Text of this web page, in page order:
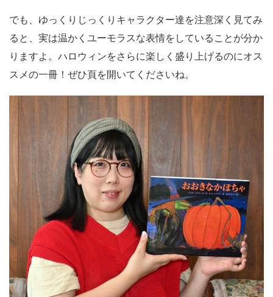
でも、ゆっくりじっくりキャラクター達を注意深く見てみ
ると、実は温かくユーモラスな表情をしていることが分か
りますよ。ハロウィンをさらに楽しく盛り上げるのにオス
スメの一冊！ぜひ頁を開いてくださいね。